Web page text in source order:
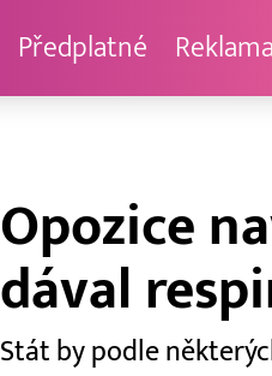
Předplatné Reklama
Opozice
dával
Stát by podle